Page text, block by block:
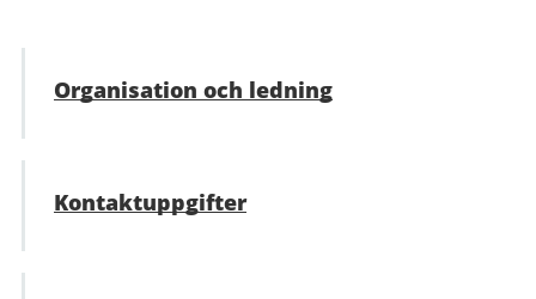
Organisation och ledning
Kontaktuppgifter